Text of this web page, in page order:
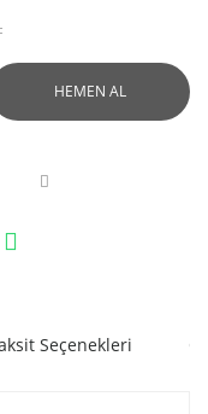
HEMEN AL
Seçenekleri